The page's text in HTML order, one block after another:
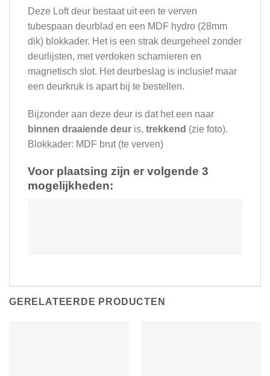
Deze Loft deur bestaat uit een te verven
tubespaan deurblad en een MDF hydro (28mm
dik) blokkader. Het is een strak deurgeheel zonder
deurlijsten, met verdoken scharnieren en
magnetisch slot. Het deurbeslag is inclusief maar
een deurkruk is apart bij te bestellen.
Bijzonder aan deze deur is dat het een naar
binnen draaiende deur is, trekkend (zie foto).
Blokkader: MDF brut (te verven)
Voor plaatsing zijn er volgende 3
mogelijkheden:
GERELATEERDE PRODUCTEN